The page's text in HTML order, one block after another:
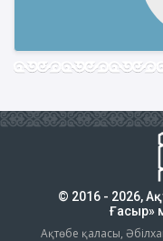
© 2016 - 2026,
Ғасыр»
Ақтөбе қаласы,